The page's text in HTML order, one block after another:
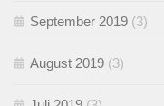
September 2019 (3)
August 2019 (3)